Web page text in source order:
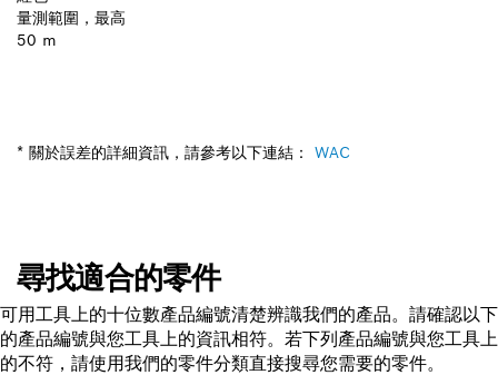
量測範圍，最高
50 m
* 關於誤差的詳細資訊，請參考以下連結： WAC
尋找適合的零件
可用工具上的十位數產品編號清楚辨識我們的產品。請確認以下
的產品編號與您工具上的資訊相符。若下列產品編號與您工具上
的不符，請使用我們的零件分類直接搜尋您需要的零件。